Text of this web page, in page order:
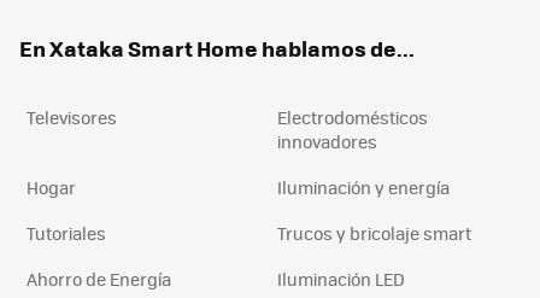
En Xataka Smart Home hablamos de...
Televisores
Electrodomésticos
innovadores
Hogar
Iluminación y energía
Tutoriales
Trucos y bricolaje smart
Ahorro de Energía
Iluminación LED